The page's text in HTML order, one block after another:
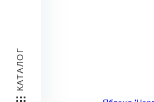
КАТАЛОГ